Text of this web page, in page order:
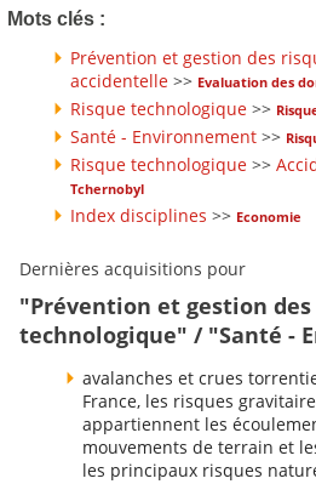
Mots clés :
Prévention et gestion des
accidentelle >> Evaluation des
Risque technologique >>
Santé - Environnement >>
Risque technologique >>
Tchernobyl
Index disciplines >> Economie
Dernières acquisitions pour
"Prévention et gestion
technologique" / "Santé -
avalanches et crues
France, les risques
appartiennent les
mouvements de terrain et
les principaux risques